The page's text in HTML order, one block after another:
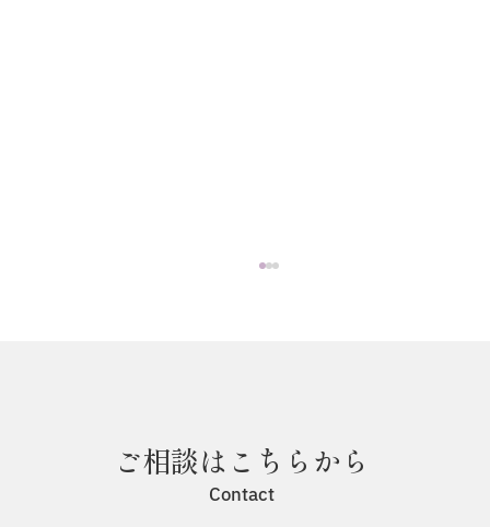
6月のインスタライブ報告！
ご相談はこちらから
Contact